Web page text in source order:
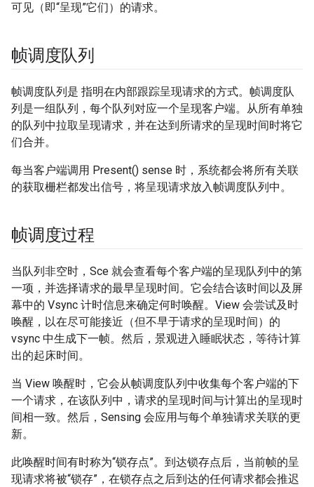
可见（即“呈现”它们）的请求。
帧调度队列
帧调度队列是 指明在内部跟踪呈现请求的方式。帧调度队
列是一组队列，每个队列对应一个呈现客户端。从所有单独
的队列中拉取呈现请求，并在达到所请求的呈现时间时将它
们合并。
每当客户端调用 Present() sense 时，系统都会将所有关联
的获取栅栏都发出信号，将呈现请求放入帧调度队列中。
帧调度过程
当队列非空时，Sce 就会查看每个客户端的呈现队列中的第
一项，并选择请求的最早呈现时间。它会结合该时间以及屏
幕中的 Vsync 计时信息来确定何时唤醒。View 会尝试及时
唤醒，以在尽可能接近（但不早于请求的呈现时间）的
vsync 中生成下一帧。然后，景观进入睡眠状态，等待计算
出的起床时间。
当 View 唤醒时，它会从帧调度队列中收集每个客户端的下
一个请求，在该队列中，请求的呈现时间与计算出的呈现时
间相一致。然后，Sensing 会应用与每个单独请求关联的更
新。
此唤醒时间有时称为“锁存点”。到达锁存点后，当前帧的呈
现请求将被“锁存”，在锁存点之后到达的任何请求都会推迟